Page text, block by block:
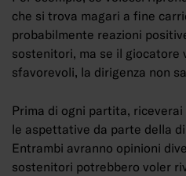
che si trova magari a fine
probabilmente reazioni
sostenitori, ma se il giocatore
sfavorevoli, la dirigenza non
Prima di ogni partita,
le aspettative da parte della
Entrambi avranno opinioni
sostenitori potrebbero voler